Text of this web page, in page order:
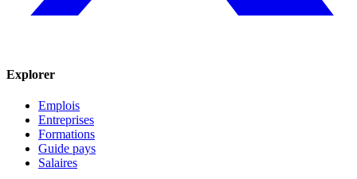
Explorer
Emplois
Entreprises
Formations
Guide pays
Salaires